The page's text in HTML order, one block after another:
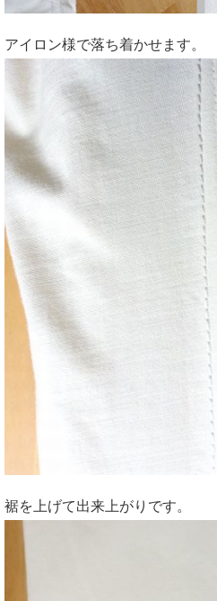
アイロン様で落ち着かせます。
裾を上げて出来上がりです。